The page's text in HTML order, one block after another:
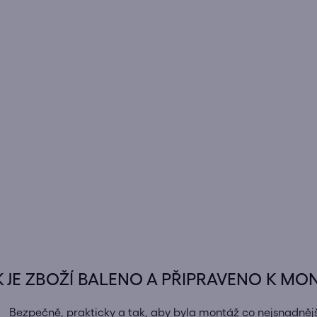
JE ZBOŽÍ BALENO A PŘIPRAVENO K
Bezpečně, prakticky a tak, aby byla montáž co